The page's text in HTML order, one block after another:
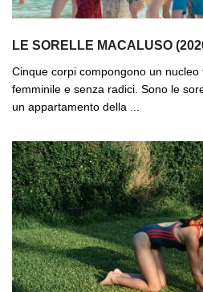
LE SORELLE MACALUSO
Cinque corpi compongono un
femminile e senza radici. Sono le
un appartamento della ...